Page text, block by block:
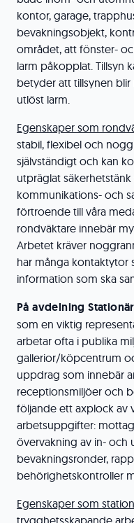
kontor, garage,
bevakningsobjekt,
området, att fönster-
larm påkopplat. Tillsyn
betyder att tillsynen
utlöst larm.
Egenskaper som
stabil, flexibel och
självständigt och kan
utpräglat
kommunikations- och
förtroende till våra
rondväktare innebär
Arbetet kräver
har många kontaktytor
information som ska
På avdelning Stationär
som en viktig
arbetar ofta i publika
gallerior/köpcentrum
uppdrag som innebär
receptionsmiljöer och
följande ett axplock av
arbetsuppgifter:
övervakning av in- och
bevakningsronder,
behörighetskontroller
Egenskaper som
trygghetsskapande